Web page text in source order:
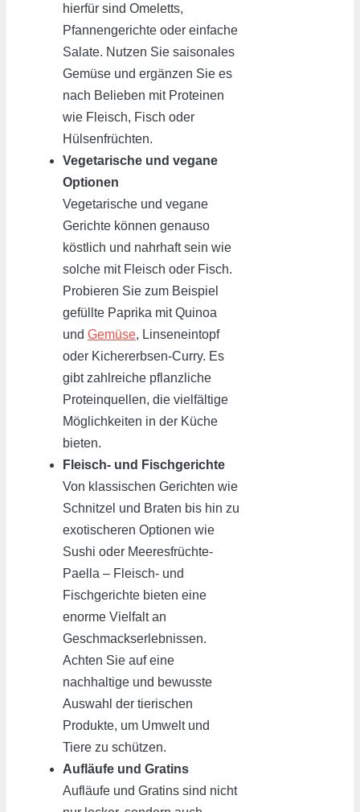
hierfür sind Omeletts,
Pfannengerichte oder einfache
Salate. Nutzen Sie saisonales
Gemüse und ergänzen Sie es
nach Belieben mit Proteinen
wie Fleisch, Fisch oder
Hülsenfrüchten.
Vegetarische und vegane
Optionen
Vegetarische und vegane
Gerichte können genauso
köstlich und nahrhaft sein wie
solche mit Fleisch oder Fisch.
Probieren Sie zum Beispiel
gefüllte Paprika mit Quinoa
und Gemüse, Linseneintopf
oder Kichererbsen-Curry. Es
gibt zahlreiche pflanzliche
Proteinquellen, die vielfältige
Möglichkeiten in der Küche
bieten.
Fleisch- und Fischgerichte
Von klassischen Gerichten wie
Schnitzel und Braten bis hin zu
exotischeren Optionen wie
Sushi oder Meeresfrüchte-
Paella – Fleisch- und
Fischgerichte bieten eine
enorme Vielfalt an
Geschmackserlebnissen.
Achten Sie auf eine
nachhaltige und bewusste
Auswahl der tierischen
Produkte, um Umwelt und
Tiere zu schützen.
Aufläufe und Gratins
Aufläufe und Gratins sind nicht